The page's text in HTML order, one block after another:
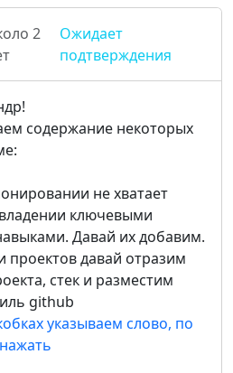
2
Ожидает
подтверждения
содержание некоторых
не хватает
ключевыми
Давай их добавим.
проектов давай отразим
стек и разместим
github
указываем слово, по